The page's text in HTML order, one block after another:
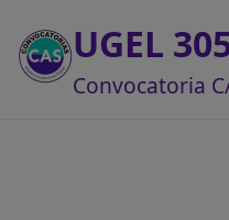
UGEL
Convocatoria